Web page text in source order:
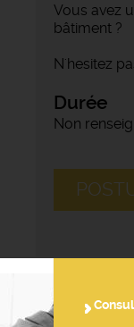
Vous avez
bâtiment ?
N'hesitez
Durée
Non